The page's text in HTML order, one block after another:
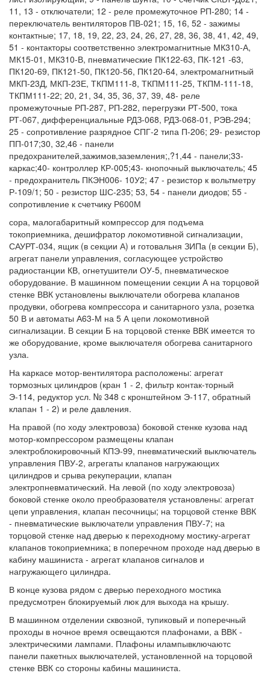
11, 13 - отключатели; 12 - реле промежуточное РП-280; 14 -
переключатель вентиляторов ПВ-021; 15, 16, 52 - зажимы
контактные; 17, 18, 19, 22, 23, 24, 26, 27, 28, 36, 38, 41, 42, 49,
51 - контакторы соответственно электромагнитные МК310-А,
МК15-01, МК310-В, пневматические ПК122-63, ПК-121 -63,
ПК120-69, ПК121-50, ПК120-56, ПК120-64, электромагнитный
МКП-23Д, МКП-23Е, ТКПМ111-8, ТКПМ111-25, ТКПМ-111-18,
ТКПМ111-22; 20, 21, 34, 35, 36, 37, 39, 48- реле
промежуточные РП-287, РП-282, перегрузки РТ-500, тока
РТ-067, дифференциальные РДЗ-068, РДЗ-068-01, РЭВ-294;
25 - сопротивление разрядное СПГ-2 типа П-206; 29- резистор
ПП-017;30, 32,46 - панели
предохранителей,зажимов,заземления;,?1,44 - панели;33-
каркас;40- контроллер КР-005;43- кнопочный выключатель; 45
- предохранитель ПКЭН006- 10У2; 47 - резистор к вольтметру
Р-109/1; 50 - резистор ШС-235; 53, 54 - панели диодов; 55 -
сопротивление к счетчику Р600М
сора, малогабаритный компрессор для подъема
токоприемника, дешифратор локомотивной сигнализации,
САУРТ-034, ящик (в секции А) и готовальня ЗИПа (в секции Б),
агрегат панели управления, согласующее устройство
радиостанции КВ, огнетушители ОУ-5, пневматическое
оборудование. В машинном помещении секции А на торцовой
стенке ВВК установлены выключатели обогрева клапанов
продувки, обогрева компрессора и санитарного узла, розетка
50 В и автоматы А63-М на 5 А цепи локомотивной
сигнализации. В секции Б на торцовой стенке ВВК имеется то
же оборудование, кроме выключателя обогрева санитарного
узла.
На каркасе мотор-вентилятора расположены: агрегат
тормозных цилиндров (кран 1 - 2, фильтр контак-торный
Э-114, редуктор усл. № 348 с кронштейном Э-117, обратный
клапан 1 - 2) и реле давления.
На правой (по ходу электровоза) боковой стенке кузова над
мотор-компрессором размещены клапан
электроблокировочный КПЭ-99, пневматический выключатель
управления ПВУ-2, агрегаты клапанов нагружающих
цилиндров и срыва рекуперации, клапан
электропневматический. На левой (по ходу электровоза)
боковой стенке около преобразователя установлены: агрегат
цепи управления, клапан песочницы; на торцовой стенке ВВК
- пневматические выключатели управления ПВУ-7; на
торцовой стенке над дверью к переходному мостику-агрегат
клапанов токоприемника; в поперечном проходе над дверью в
кабину машиниста - агрегат клапанов сигналов и
нагружающего цилиндра.
В конце кузова рядом с дверью переходного мостика
предусмотрен блокируемый люк для выхода на крышу.
В машинном отделении сквозной, тупиковый и поперечный
проходы в ночное время освещаются плафонами, а ВВК -
электрическими лампами. Плафоны илампывключаютс
панели пакетных выключателей, установленной на торцовой
стенке ВВК со стороны кабины машиниста.